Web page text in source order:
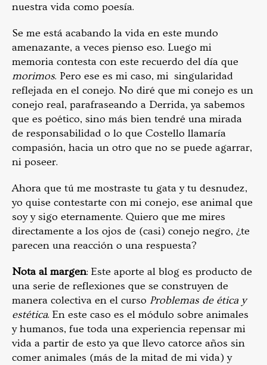
nuestra vida como poesía.
Se me está acabando la vida en este mundo
amenazante, a veces pienso eso. Luego mi
memoria contesta con este recuerdo del día que
morimos. Pero ese es mi caso, mi singularidad
reflejada en el conejo. No diré que mi conejo es un
conejo real, parafraseando a Derrida, ya sabemos
que es poético, sino más bien tendré una mirada
de responsabilidad o lo que Costello llamaría
compasión, hacia un otro que no se puede agarrar,
ni poseer.
Ahora que tú me mostraste tu gata y tu desnudez,
yo quise contestarte con mi conejo, ese animal que
soy y sigo eternamente. Quiero que me mires
directamente a los ojos de (casi) conejo negro, ¿te
parecen una reacción o una respuesta?
Nota al margen: Este aporte al blog es producto de
una serie de reflexiones que se construyen de
manera colectiva en el curso Problemas de ética y
estética. En este caso es el módulo sobre animales
y humanos, fue toda una experiencia repensar mi
vida a partir de esto ya que llevo catorce años sin
comer animales (más de la mitad de mi vida) y